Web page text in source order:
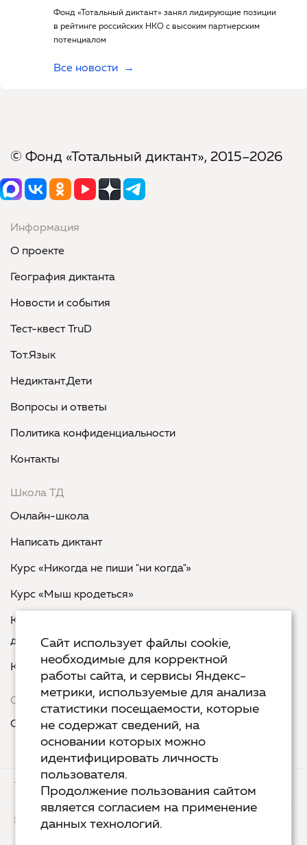
Фонд «Тотальный диктант» занял лидирующие позиции
в рейтинге российских НКО с высоким партнерским
потенциалом
Все новости
© Фонд «Тотальный диктант», 2015–2026
Информация
О проекте
География диктанта
Новости и события
Тест-квест TruD
Тот.Язык
Недиктант.Дети
Вопросы и ответы
Политика конфиденциальности
Контакты
Школа ТД
Онлайн-школа
Написать диктант
Курс «Никогда не пиши "ни когда"»
Курс «Мыш кродеться»
Курс «Русская пунктуация: болевые точки... и
двоеточия»
Курс «Я пишу - мне отвечают»
Сервисы
Организовать акцию в своем городе
ТЕХ.ПОДДЕРЖКА
ХОСТИНГ YANDEX CLOUD
Сайт использует файлы cookie,
необходимые для корректной
работы сайта, и сервисы Яндекс-
метрики, используемые для анализа
статистики посещаемости, которые
не содержат сведений, на
основании которых можно
идентифицировать личность
пользователя.
Продолжение пользования сайтом
является согласием на применение
данных технологий.